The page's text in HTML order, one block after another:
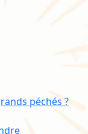
péchés ?